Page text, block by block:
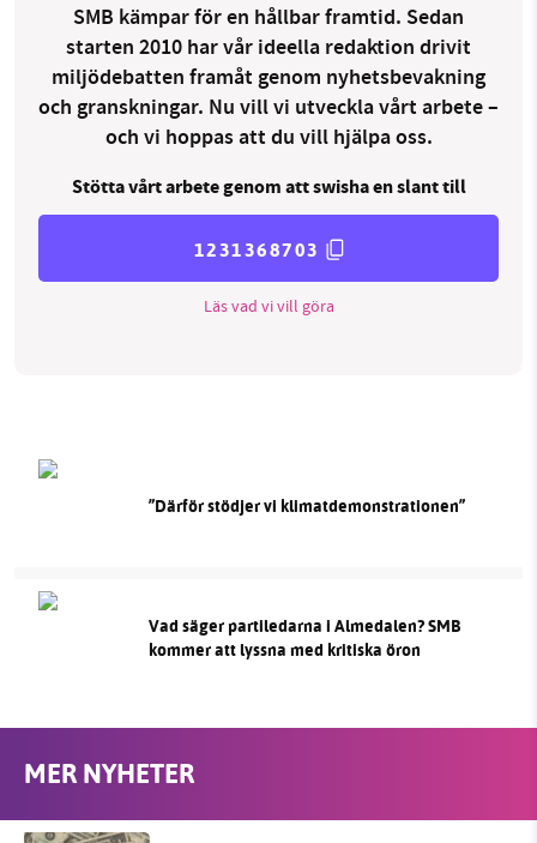
SMB kämpar för en hållbar framtid. Sedan
starten 2010 har vår ideella redaktion drivit
miljödebatten framåt genom nyhetsbevakning
och granskningar. Nu vill vi utveckla vårt arbete –
och vi hoppas att du vill hjälpa oss.
Stötta vårt arbete genom att swisha en slant till
1231368703
Läs vad vi vill göra
”Därför stödjer vi klimatdemonstrationen”
Vad säger partiledarna i Almedalen? SMB
kommer att lyssna med kritiska öron
MER NYHETER